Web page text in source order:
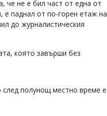
че не е бил част от една от
е паднал от по-горен етаж на
до журналистическия
която завърши без
след полунощ местно време е